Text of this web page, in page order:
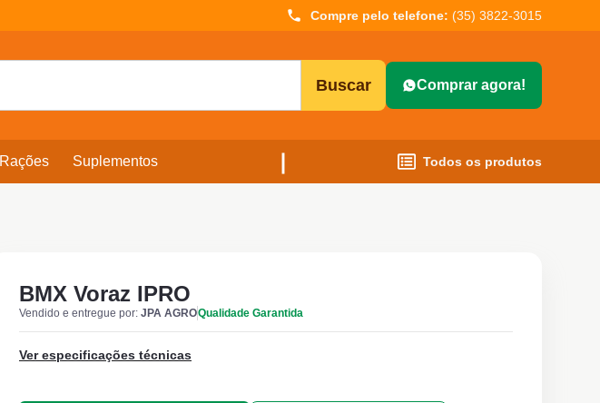
Compre pelo telefone: (35) 3822-3015
Buscar Comprar agora!
Rações Suplementos Todos os produtos
BMX Voraz IPRO
Vendido e entregue por: JPA AGROQualidade Garantida
Ver especificações técnicas